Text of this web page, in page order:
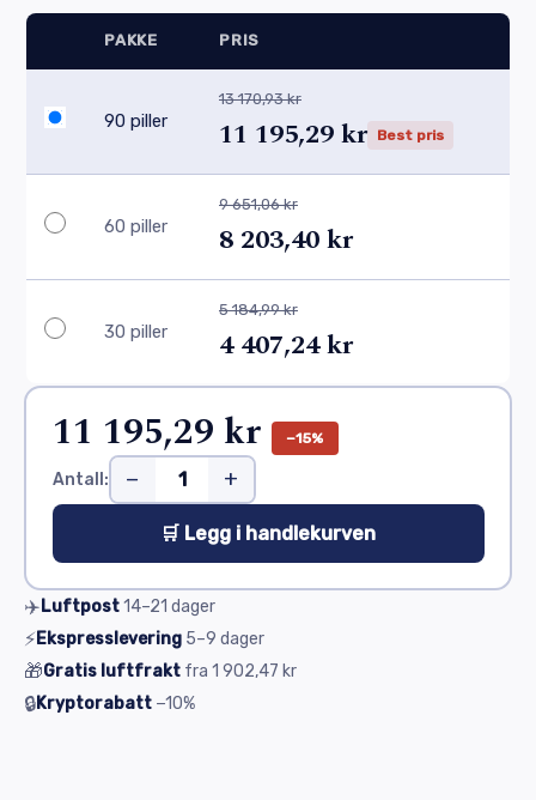
PAKKE PRIS
90 piller
13 170,93 kr
11 195,29 kr Best pris
60 piller
9 651,06 kr
8 203,40 kr
30 piller
5 184,99 kr
4 407,24 kr
11 195,29 kr −15%
Antall: − +
🛒 Legg i handlekurven
✈️Luftpost14–21 dager
⚡Ekspresslevering 5–9 dager
🎁Gratis luftfrakt fra 1 902,47 kr
🔒Kryptorabatt −10%